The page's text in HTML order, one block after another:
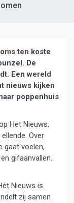
ten koste
De
Een wereld
nieuws kijken
poppenhuis
Het Nieuws.
Over
gaat voelen,
gifaanvallen.
Nieuws is.
zij samen